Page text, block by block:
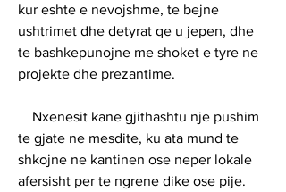
kur eshte e nevojshme, te bejne
ushtrimet dhe detyrat qe u jepen, dhe
te bashkepunojne me shoket e tyre ne
projekte dhe prezantime.
te gjate ne mesdite, ku ata mund te
shkojne ne kantinen ose neper lokale
afersisht per te ngrene dike ose pije.